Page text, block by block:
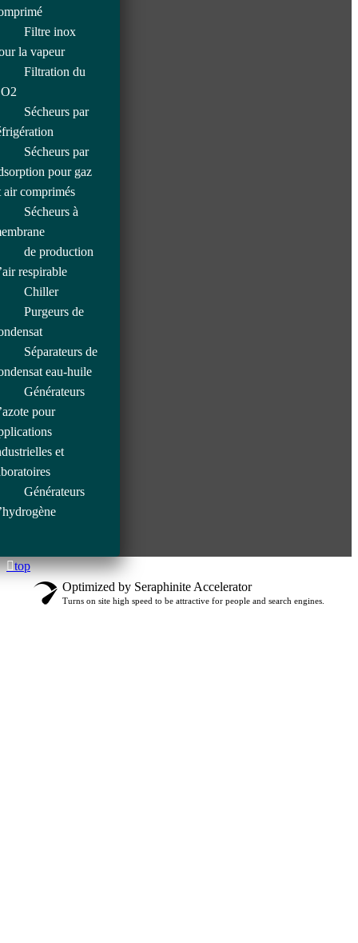
Filtre inox
la vapeur
Filtration du
Sécheurs par
Sécheurs par
pour gaz
air comprimés
Sécheurs à
de production
respirable
Chiller
Purgeurs de
Séparateurs de
eau-huile
Générateurs
pour
et
Générateurs
top
Optimized by Seraphinite Accelerator
Turns on site high speed to be attractive for people and search engines.